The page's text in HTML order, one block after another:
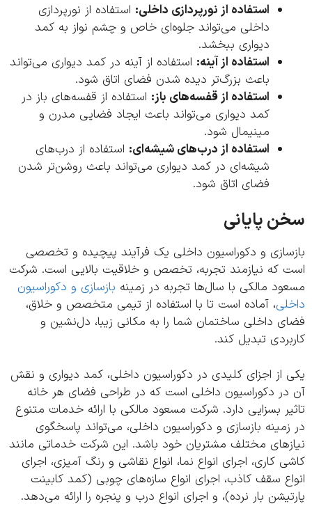
استفاده از نورپردازی داخلی:استفاده از نورپردازی
داخلی می‌تواند جلوه‌ای خاص و چشم نواز به کمد
دیواری ببخشد.
استفاده از آینه:استفاده از آینه در کمد دیواری می‌تواند
باعث بزرگ‌تر دیده شدن فضای اتاق شود.
استفاده از قفسه‌های باز:استفاده از قفسه‌های باز در
کمد دیواری می‌تواند باعث ایجاد فضایی مدرن و
مینیمال شود.
استفاده از درب‌های شیشه‌ای:استفاده از درب‌های
شیشه‌ای در کمد دیواری می‌تواند باعث روشن‌تر شدن
فضای اتاق شود.
پایانی
و دکوراسیون داخلی یک فرآیند پیچیده و تخصصی
که نیازمند تجربه، تخصص و خلاقیت بالایی است. شرکت
مالکی با سال‌ها تجربه در زمینهبازسازی و دکوراسیون
، آماده است تا با استفاده از تیمی متخصص و خلاق،
داخلی ساختمان شما را به مکانی زیبا، دل‌نشین و
تبدیل کند.
از اجزای کلیدی در دکوراسیون داخلی، کمد دیواری و نقش
دکوراسیون داخلی است که در طراحی فضای هر خانه
بسزایی دارد. شرکت مسعود مالکی با ارائه خدمات متنوع
بازسازی و دکوراسیون داخلی، می‌تواند پاسخگوی
مختلف مشتریان خود باشد. این شرکت خدماتی مانند
کاری، اجرای انواع نما، انواع نقاشی و رنگ آمیزی، اجرای
سقف کاذب، اجرای انواع سازه‌های چوبی (کمد کابینت
بار نرده)، و اجرای انواع درب و پنجره را ارائه می‌دهد.